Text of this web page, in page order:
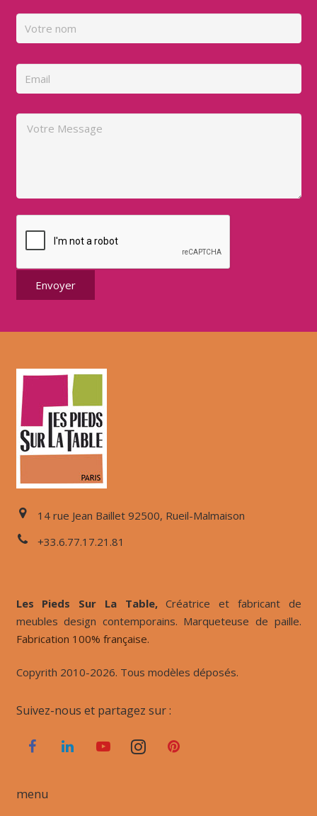
14 rue Jean Baillet 92500, Rueil-Malmaison
+33.6.77.17.21.81
Les Pieds Sur La Table,Créatrice et fabricant de
meubles design contemporains. Marqueteuse de paille.
Fabrication 100% française.
Copyrith 2010-2026. Tous modèles déposés.
Suivez-nous et partagez sur :
menu